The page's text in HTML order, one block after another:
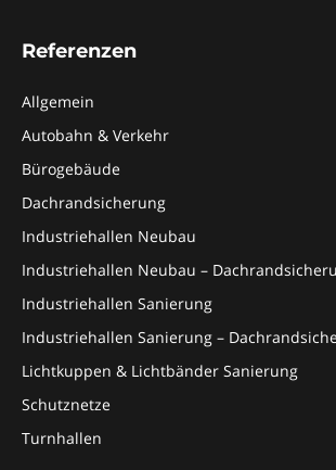
Referenzen
Allgemein
Autobahn & Verkehr
Bürogebäude
Dachrandsicherung
Industriehallen Neubau
Industriehallen Neubau –
Industriehallen Sanierung
Industriehallen Sanierung –
Lichtkuppen & Lichtbänder Sanierung
Schutznetze
Turnhallen